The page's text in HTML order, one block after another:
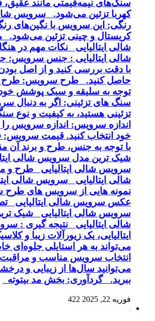
سنگ‌های نیمه‌قیمتی مانند عقیق،
کهربا تزئین می‌شود. سرویس
رنگی: این سرویس با نگین‌های رنگی
کریستال و چینی تزئین می‌شود.
شالی ایتالیایی نکات مهم در
شالی ایتالیایی : جنس سرویس:
با دقت بررسی کنید و از اصل بودن
حاصل کنید. طرح سرویس: طرح
توجه به سلیقه و سبک پوشش خود
سنگ های تزئینی: اگر به دنبال
تزئینی هستید، به کیفیت و نوع
اندازه سرویس: اندازه سرویس را
خود انتخاب کنید. قیمت سرویس:
با توجه به جنس، طرح و برند آن
شیک ترین مدل سرویس شالی
سرویس شالی ایتالیایی طرح و
شالی ایتالیایی سرویس شالی
نمونه هایی از سرویس های طرح
عکس سرویس شالی ایتالیایی
سرویس شالی ایتالیایی شیک
شالی ایتالیایی نتیجه گیری :
ایتالیایی، یک زیورآلات زیبا و
می‌تواند به هر استایلی جلوه‌ای
انتخاب سرویس مناسب و مراقبت
می‌توانید سال‌ها از زیبایی و
ببرید. گردآوری: بخش مد بیتوته
فوریه 22, 2025 422